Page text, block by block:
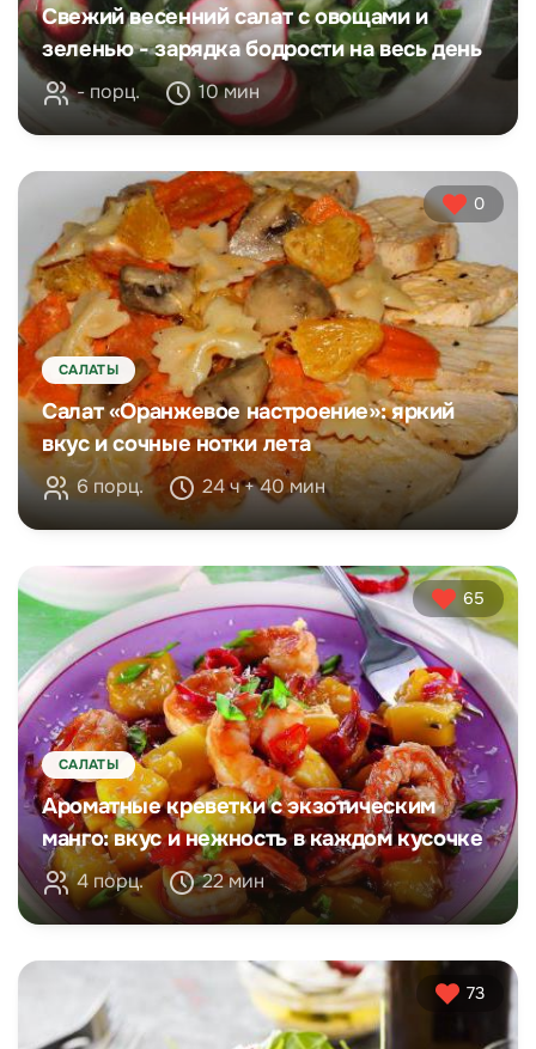
Свежий весенний салат с овощами и
зеленью - зарядка бодрости на весь день
- порц. 10 мин
0
САЛАТЫ
Салат «Оранжевое настроение»: яркий
вкус и сочные нотки лета
6 порц. 24 ч + 40 мин
65
САЛАТЫ
Ароматные креветки с экзотическим
манго: вкус и нежность в каждом кусочке
4 порц. 22 мин
73